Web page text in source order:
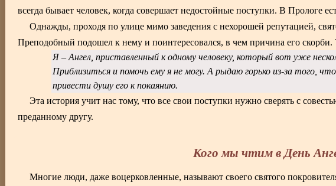
всегда бывает человек, когда совершает недостойные поступки. В Прологе
Однажды, проходя по улице мимо заведения с нехорошей репутацией,
Преподобный подошел к нему и поинтересовался, в чем причина его скорби.
Я – Ангел, приставленный к одному человеку, который вот уже
Приблизиться и помочь ему я не могу. А рыдаю горько из-за того,
привести душу его к покаянию.
Эта история учит нас тому, что все свои поступки нужно сверять с
преданному другу.
Кого мы чтим в День
Многие люди, даже воцерковленные, называют своего святого